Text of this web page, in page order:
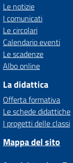
Le notizie
I comunicati
Le circolari
Calendario eventi
Le scadenze
Albo online
La didattica
Offerta formativa
Le schede didattiche
I progetti delle classi
Mappa del sito